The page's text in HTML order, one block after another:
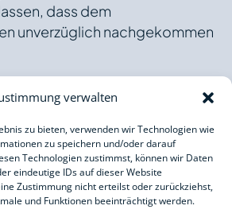
verwalten
zu bieten, verwenden wir Technologien wie
zu speichern und/oder darauf
Technologien zustimmst, können wir Daten
eindeutige IDs auf dieser Website
Zustimmung nicht erteilst oder zurückziehst,
und Funktionen beeinträchtigt werden.
dass dem
unverzüglich nachgekommen
& Anja Schmidt öffentlich
unser Unternehmen als
gemäß Art. 17 Abs. 1 DS-GVO
personenbezogenen Daten
trifft die KI Fux – Birte Germes
unter Berücksichtigung der